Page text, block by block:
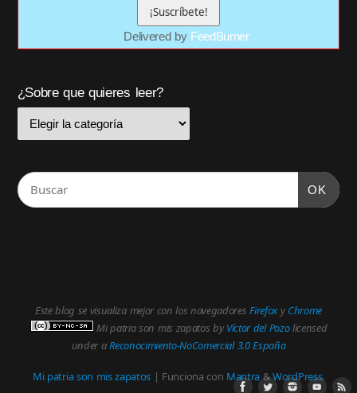
Delivered by FeedBurner
¿Sobre que quieres leer?
OK
Este blog se visualiza mejor con los navegadoresFirefoxyChrome
Mi patria son mis zapatos byVíctor del Pozolicensed
under aReconocimiento-NoComercial 3.0 España
Mi patria son mis zapatos | Funciona con Mantra&WordPress.